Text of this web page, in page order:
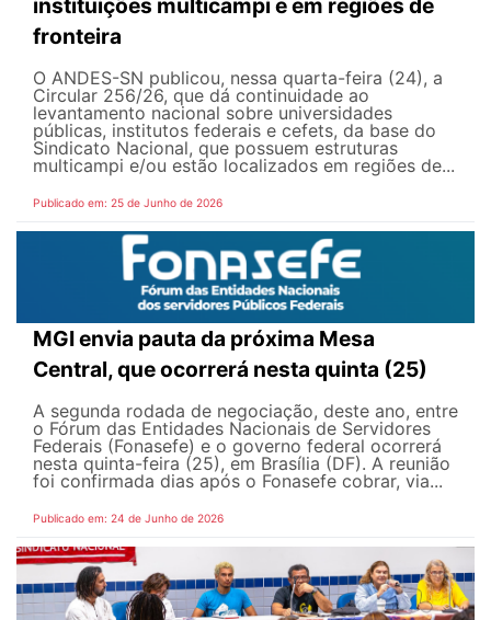
instituições multicampi e em regiões de
fronteira
O ANDES-SN publicou, nessa quarta-feira (24), a
Circular 256/26, que dá continuidade ao
levantamento nacional sobre universidades
públicas, institutos federais e cefets, da base do
Sindicato Nacional, que possuem estruturas
multicampi e/ou estão localizados em regiões de...
Publicado em: 25 de Junho de 2026
MGI envia pauta da próxima Mesa
Central, que ocorrerá nesta quinta (25)
A segunda rodada de negociação, deste ano, entre
o Fórum das Entidades Nacionais de Servidores
Federais (Fonasefe) e o governo federal ocorrerá
nesta quinta-feira (25), em Brasília (DF). A reunião
foi confirmada dias após o Fonasefe cobrar, via...
Publicado em: 24 de Junho de 2026